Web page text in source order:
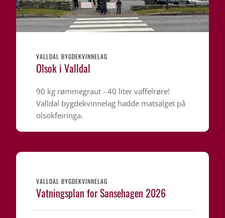
VALLDAL BYGDEKVINNELAG
Olsok i Valldal
90 kg rømmegraut - 40 liter vaffelrøre!
Valldal bygdekvinnelag hadde matsalget på
olsokfeiringa.
VALLDAL BYGDEKVINNELAG
Vatningsplan for Sansehagen 2026